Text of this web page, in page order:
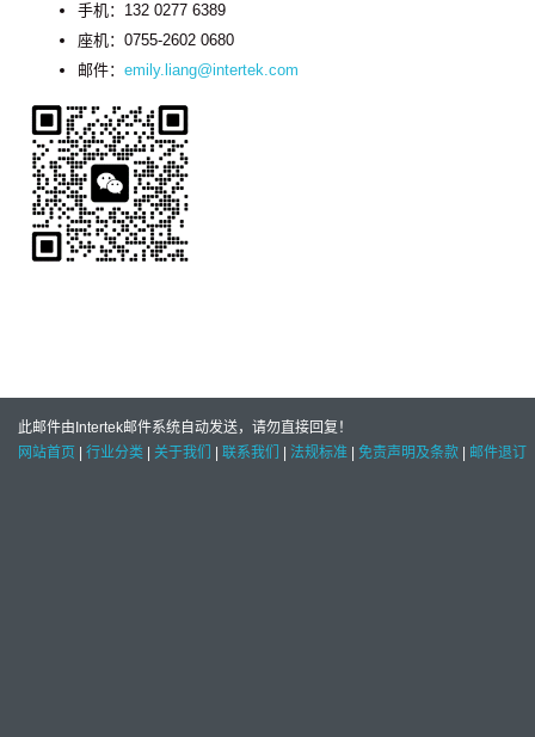
手机：132 0277 6389
座机：0755-2602 0680
邮件： emily.liang@intertek.com
此邮件由Intertek邮件系统自动发送，请勿直接回复！
网站首页
行业分类 关于我们 联系我们 法规标准 免责声明及条款 邮件退订